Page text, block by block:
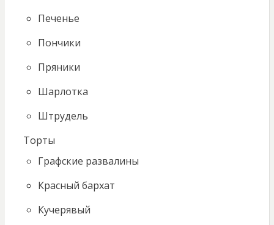
Печенье
Пончики
Пряники
Шарлотка
Штрудель
Торты
Графские развалины
Красный бархат
Кучерявый